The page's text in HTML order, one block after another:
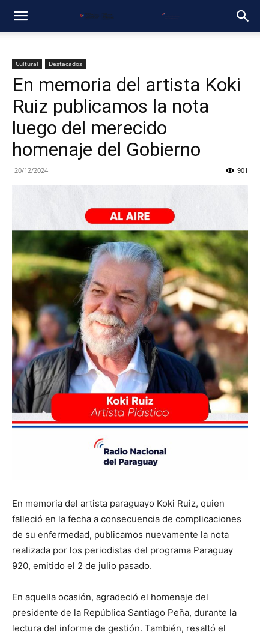
Cultural Destacados
En memoria del artista Koki
Ruiz publicamos la nota
luego del merecido
homenaje del Gobierno
20/12/2024 901
En memoria del artista paraguayo Koki Ruiz, quien
falleció en la fecha a consecuencia de complicaciones
de su enfermedad, publicamos nuevamente la nota
realizada por los periodistas del programa Paraguay
920, emitido el 2 de julio pasado.
En aquella ocasión, agradeció el homenaje del
presidente de la República Santiago Peña, durante la
lectura del informe de gestión. También, resaltó el